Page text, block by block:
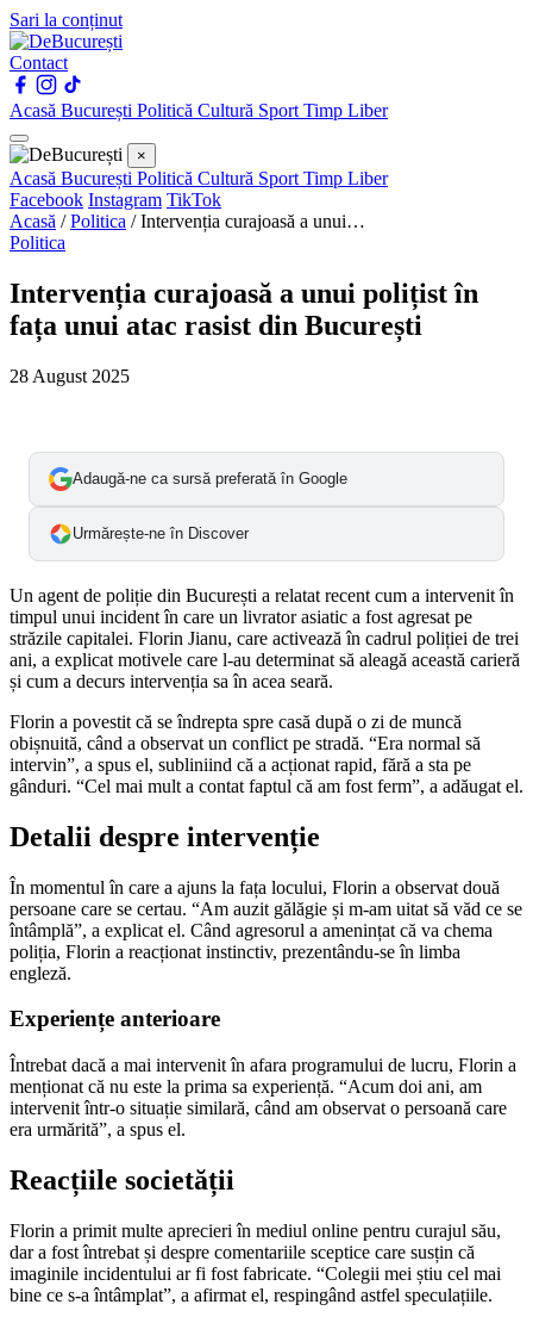
Sari la conținut
Contact
Acasă București Politică Cultură Sport Timp Liber
×
Acasă București Politică Cultură Sport Timp Liber
Facebook Instagram TikTok
Acasă /Politica /Intervenția curajoasă a unui…
Politica
Intervenția curajoasă a unui polițist în
fața unui atac rasist din București
28 August 2025
Adaugă-ne ca sursă preferată în Google
Urmărește-ne în Discover
Un agent de poliție din București a relatat recent cum a intervenit în
timpul unui incident în care un livrator asiatic a fost agresat pe
străzile capitalei. Florin Jianu, care activează în cadrul poliției de trei
ani, a explicat motivele care l-au determinat să aleagă această carieră
și cum a decurs intervenția sa în acea seară.
Florin a povestit că se îndrepta spre casă după o zi de muncă
obișnuită, când a observat un conflict pe stradă. “Era normal să
intervin”, a spus el, subliniind că a acționat rapid, fără a sta pe
gânduri. “Cel mai mult a contat faptul că am fost ferm”, a adăugat el.
Detalii despre intervenție
În momentul în care a ajuns la fața locului, Florin a observat două
persoane care se certau. “Am auzit gălăgie și m-am uitat să văd ce se
întâmplă”, a explicat el. Când agresorul a amenințat că va chema
poliția, Florin a reacționat instinctiv, prezentându-se în limba
engleză.
Experiențe anterioare
Întrebat dacă a mai intervenit în afara programului de lucru, Florin a
menționat că nu este la prima sa experiență. “Acum doi ani, am
intervenit într-o situație similară, când am observat o persoană care
era urmărită”, a spus el.
Reacțiile societății
Florin a primit multe aprecieri în mediul online pentru curajul său,
dar a fost întrebat și despre comentariile sceptice care susțin că
imaginile incidentului ar fi fost fabricate. “Colegii mei știu cel mai
bine ce s-a întâmplat”, a afirmat el, respingând astfel speculațiile.